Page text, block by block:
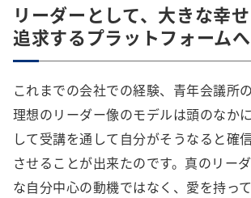
リーダーとして、大きな幸
追求するプラットフォームへ
これまでの会社での経験、青年会議所
理想のリーダー像のモデルは頭のなか
して受講を通して自分がそうなると確
させることが出来たのです。真のリー
な自分中心の動機ではなく、愛を持っ